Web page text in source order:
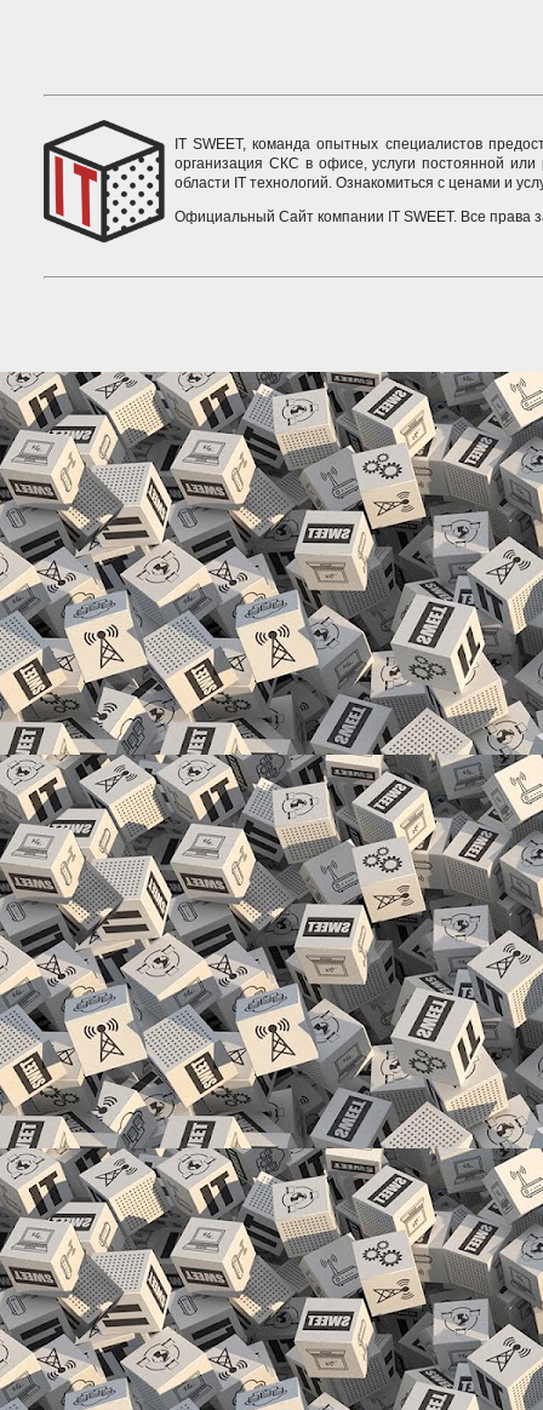
IT SWEET, команда опытных специалистов
организация СКС в офисе, услуги постоянной
области IT технологий. Ознакомиться с ценами и
Официальный Сайт компании IT SWEET. Все права